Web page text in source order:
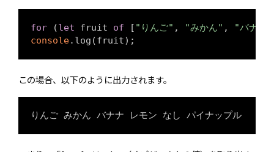
for (let fruit of [ "りんご" , "みかん" , "バナナ"
console
この場合、以下のように出力されます。